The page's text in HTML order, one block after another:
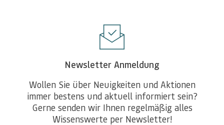
Newsletter Anmeldung
Wollen Sie über Neuigkeiten und Aktionen
immer bestens und aktuell informiert sein?
Gerne senden wir Ihnen regelmäßig alles
Wissenswerte per Newsletter!